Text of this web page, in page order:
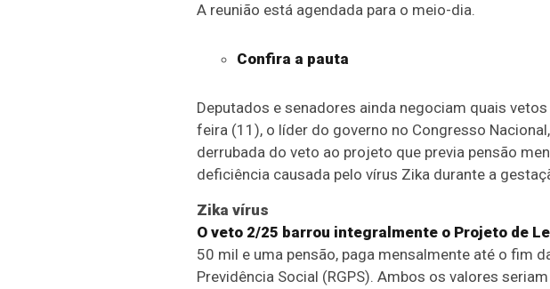
A reunião está agendada para o meio-dia.
Confira a pauta
Deputados e senadores ainda negociam quais
feira (11), o líder do governo no Congresso
derrubada do veto ao projeto que previa pensão
deficiência causada pelo vírus Zika durante a
Zika vírus
O veto 2/25 barrou integralmente o Projeto de
50 mil e uma pensão, paga mensalmente até o fim
Previdência Social (RGPS). Ambos os valores